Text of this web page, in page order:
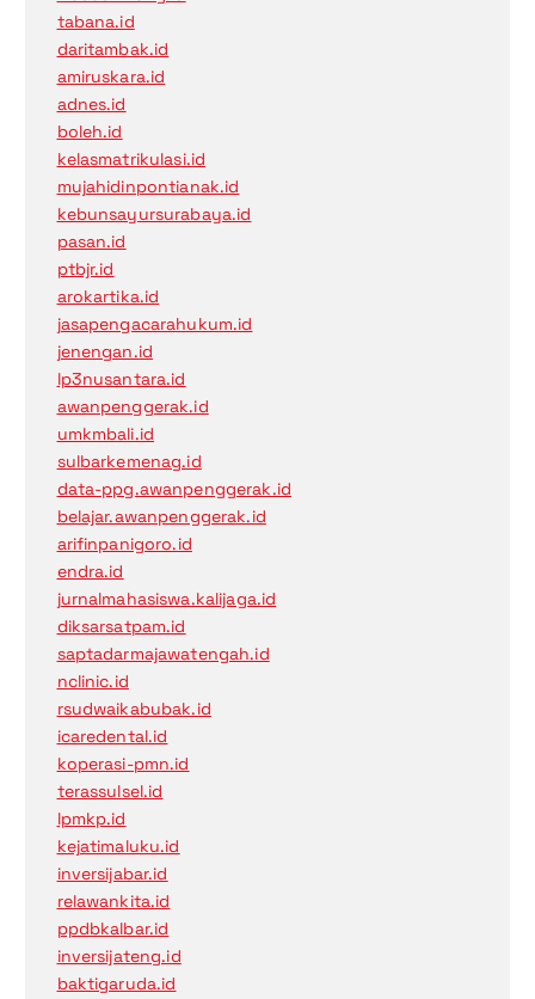
tabana.id
daritambak.id
amiruskara.id
adnes.id
boleh.id
kelasmatrikulasi.id
mujahidinpontianak.id
kebunsayursurabaya.id
pasan.id
ptbjr.id
arokartika.id
jasapengacarahukum.id
jenengan.id
lp3nusantara.id
awanpenggerak.id
umkmbali.id
sulbarkemenag.id
data-ppg.awanpenggerak.id
belajar.awanpenggerak.id
arifinpanigoro.id
endra.id
jurnalmahasiswa.kalijaga.id
diksarsatpam.id
saptadarmajawatengah.id
nclinic.id
rsudwaikabubak.id
icaredental.id
koperasi-pmn.id
terassulsel.id
lpmkp.id
kejatimaluku.id
inversijabar.id
relawankita.id
ppdbkalbar.id
inversijateng.id
baktigaruda.id